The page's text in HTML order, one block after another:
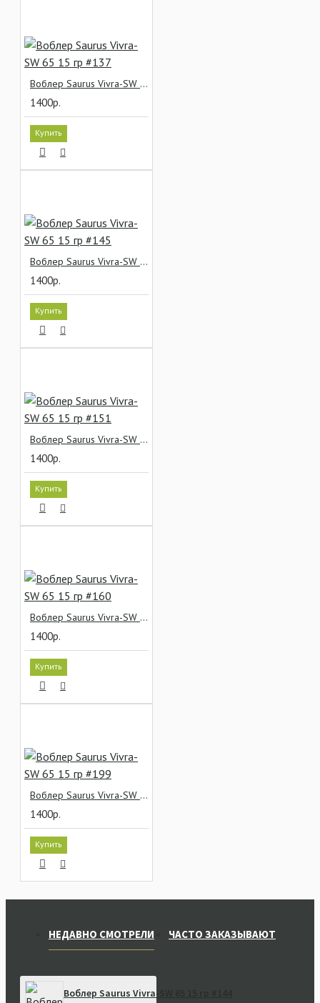
Воблер Saurus Vivra-SW 65 15 гр #137
1400р.
Купить
Воблер Saurus Vivra-SW 65 15 гр #145
1400р.
Купить
Воблер Saurus Vivra-SW 65 15 гр #151
1400р.
Купить
Воблер Saurus Vivra-SW 65 15 гр #160
1400р.
Купить
Воблер Saurus Vivra-SW 65 15 гр #199
1400р.
Купить
НЕДАВНО СМОТРЕЛИ ЧАСТО ЗАКАЗЫВАЮТ
Воблер Saurus Vivra-SW 65 15 гр #144